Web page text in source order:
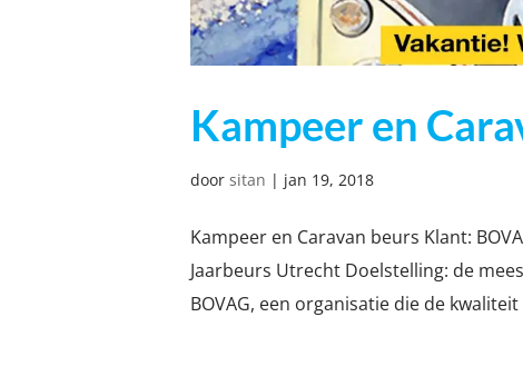
Kampeer en
door sitan | jan 19, 2018
Kampeer en Caravan beurs Klant:
Jaarbeurs Utrecht Doelstelling: de
BOVAG, een organisatie die de